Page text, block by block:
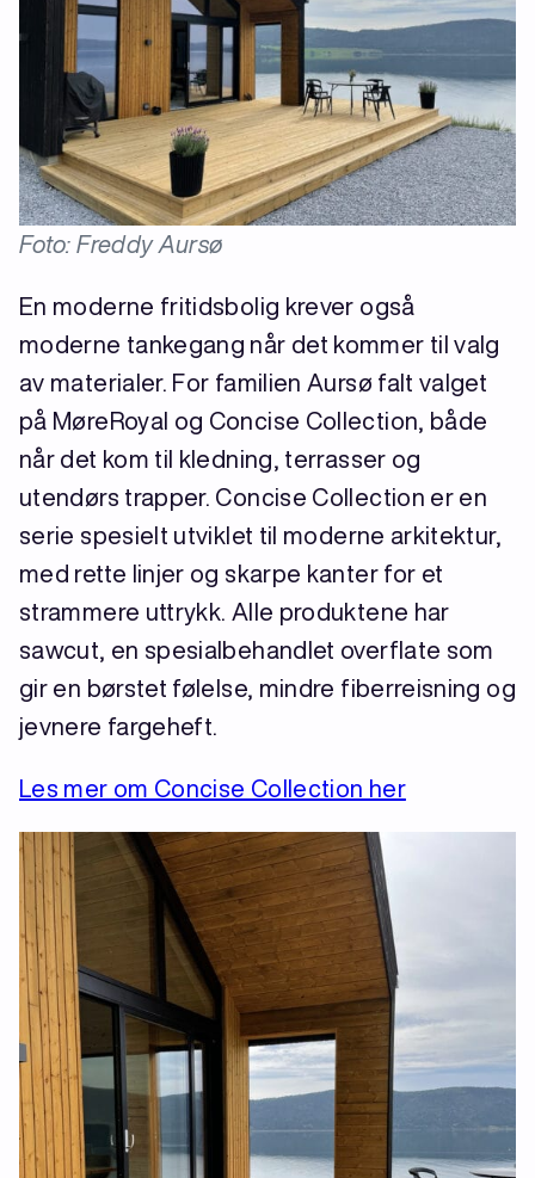
Foto: Freddy Aursø
En moderne fritidsbolig krever også
moderne tankegang når det kommer til valg
av materialer. For familien Aursø falt valget
på MøreRoyal og Concise Collection, både
når det kom til kledning, terrasser og
utendørs trapper. Concise Collection er en
serie spesielt utviklet til moderne arkitektur,
med rette linjer og skarpe kanter for et
strammere uttrykk. Alle produktene har
sawcut, en spesialbehandlet overflate som
gir en børstet følelse, mindre fiberreisning og
jevnere fargeheft.
Les mer om Concise Collection her